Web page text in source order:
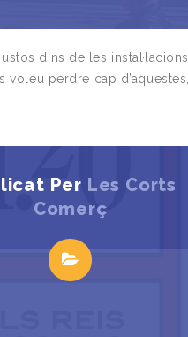
dins de les instal·lacions
perdre cap d’aquestes,
Per Les Corts
Comerç